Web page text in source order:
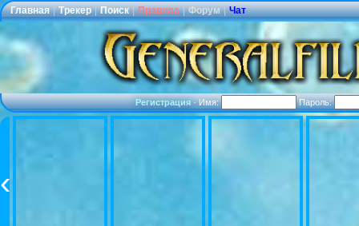
Главная | Трекер | Поиск | Правила | Форум | Чат
Регистрация·Имя: Пароль: